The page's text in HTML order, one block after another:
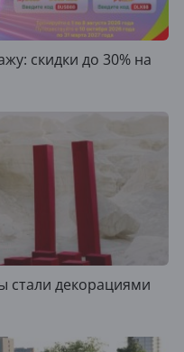
скидки до 30% на
стали декорациями